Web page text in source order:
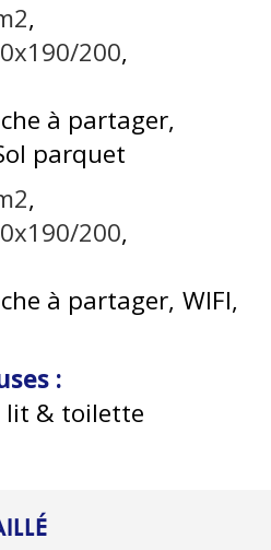
200
à partager
parquet
200
à partager WIFI
:
lit & toilette